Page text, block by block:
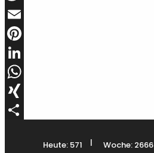
Twitter
Email
Pinterest
LinkedIn
WhatsApp
XING
Heute: 571 | Woche: 2666